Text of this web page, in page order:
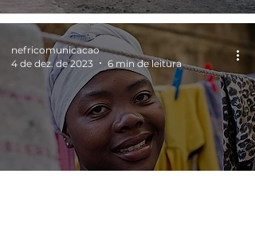
nefricomunicacao
4 de dez. de 2023
6 min de leitura